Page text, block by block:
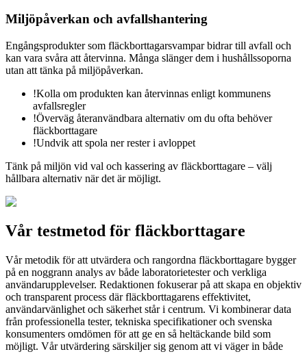
Miljöpåverkan och avfallshantering
Engångsprodukter som fläckborttagarsvampar bidrar till avfall och
kan vara svåra att återvinna. Många slänger dem i hushållssoporna
utan att tänka på miljöpåverkan.
!Kolla om produkten kan återvinnas enligt kommunens
avfallsregler
!Överväg återanvändbara alternativ om du ofta behöver
fläckborttagare
!Undvik att spola ner rester i avloppet
Tänk på miljön vid val och kassering av fläckborttagare – välj
hållbara alternativ när det är möjligt.
Vår testmetod för fläckborttagare
Vår metodik för att utvärdera och rangordna fläckborttagare bygger
på en noggrann analys av både laboratorietester och verkliga
användarupplevelser. Redaktionen fokuserar på att skapa en objektiv
och transparent process där fläckborttagarens effektivitet,
användarvänlighet och säkerhet står i centrum. Vi kombinerar data
från professionella tester, tekniska specifikationer och svenska
konsumenters omdömen för att ge en så heltäckande bild som
möjligt. Vår utvärdering särskiljer sig genom att vi väger in både